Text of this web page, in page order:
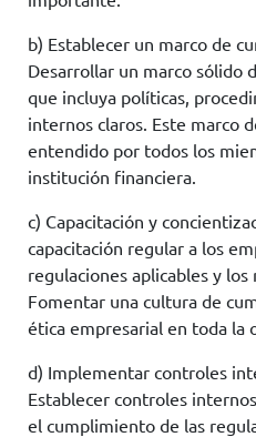
b) Establecer un marco de
Desarrollar un marco sólido
que incluya políticas,
internos claros. Este marco
entendido por todos los
institución financiera.
c) Capacitación y
capacitación regular a los
regulaciones aplicables y los
Fomentar una cultura de
ética empresarial en toda la
d) Implementar controles
Establecer controles
el cumplimiento de las